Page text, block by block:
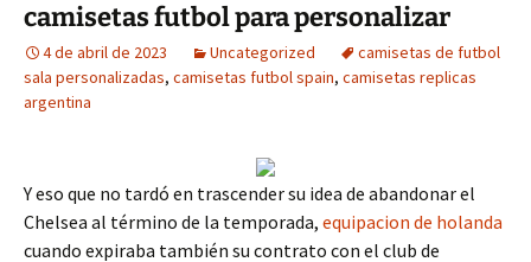
camisetas futbol para personalizar
4 de abril de 2023 Uncategorized
camisetas de futbol
sala personalizadas, camisetas futbol spain, camisetas replicas
argentina
Y eso que no tardó en trascender su idea de abandonar el
Chelsea al término de la temporada, equipacion de holanda
cuando expiraba también su contrato con el club de